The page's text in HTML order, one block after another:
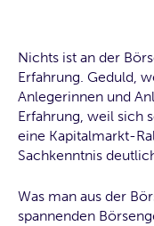
Nichts ist an der
Erfahrung. Geduld,
Anlegerinnen und
Erfahrung, weil sich
eine Kapitalmarkt-
Sachkenntnis
Was man aus der
spannenden